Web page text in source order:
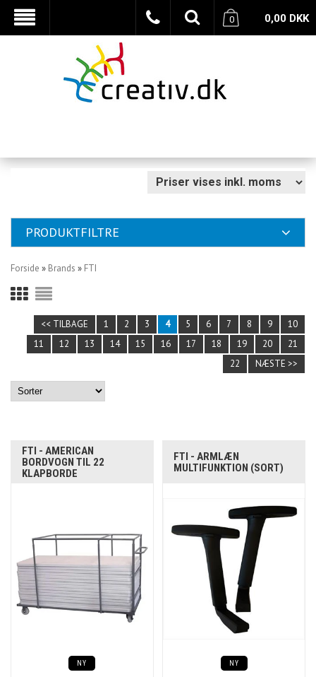
0,00 DKK
0
PRODUKTFILTRE
Forside » Brands » FTI
<< TILBAGE 1 2 3 4 5 6 7 8 9
10
11
12 13 14 15 16 17 18 19 20
21
22
NÆSTE >>
FTI - AMERICAN
BORDVOGN TIL 22
KLAPBORDE
NY
FTI - ARMLÆN
MULTIFUNKTION (SORT)
NY